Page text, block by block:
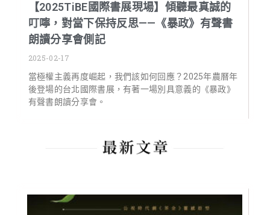
【2025TiBE國際書展現場】傾聽最真誠的
叮嚀，對當下保持反思——《暴政》有聲書
朗讀分享會側記
2025-02-17
當極權主義再度崛起，我們該如何回應？2025年農曆年
後登場的台北國際書展，有著一場別具意義的《暴政》
有聲書朗讀分享會。